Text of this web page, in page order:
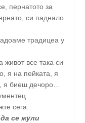
пернатото за
си паднало
традицеа у
все така си
я на пейката, я
я биеш дечоро…
сега:
се жули